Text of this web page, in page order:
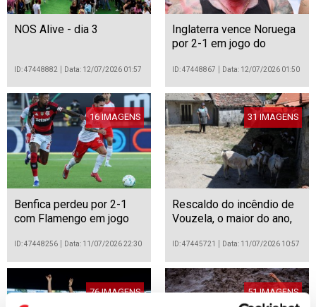
NOS Alive - dia 3
ID: 47448882 Data: 12/07/2026 01:57
Inglaterra vence Noruega
por 2-1 em jogo do
2026
ID: 47448867 Data: 12/07/2026 01:50
16 IMAGENS
Benfica perdeu por 2-1
com Flamengo em jogo
futebol
ID: 47448256 Data: 11/07/2026 22:30
31 IMAGENS
Rescaldo do incêndio de
Vouzela, o maior do ano,
ID: 47445721 Data: 11/07/2026 10:57
76 IMAGENS 51 IMAGENS